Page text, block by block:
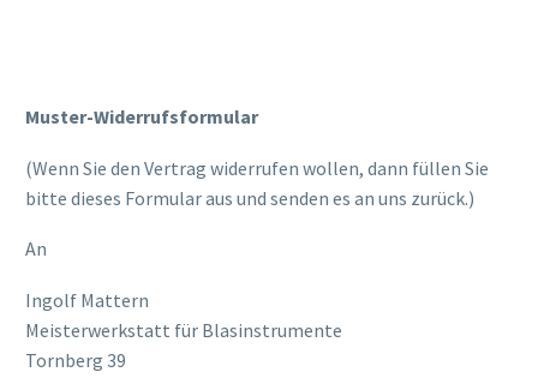
Muster-Widerrufsformular
(Wenn Sie den Vertrag widerrufen wollen, dann füllen Sie
bitte dieses Formular aus und senden es an uns zurück.)
An
Ingolf Mattern
Meisterwerkstatt für Blasinstrumente
Tornberg 39